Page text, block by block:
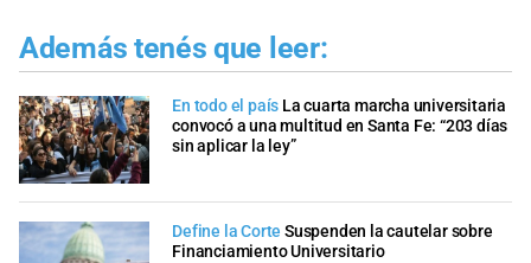
Además tenés que leer:
En todo el país La cuarta marcha universitaria
convocó a una multitud en Santa Fe: “203 días
sin aplicar la ley”
Define la Corte Suspenden la cautelar sobre
Financiamiento Universitario